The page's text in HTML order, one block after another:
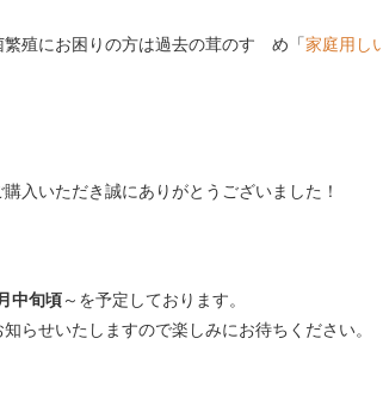
殖にお困りの方は過去の茸のすゝめ「家庭用し
入いただき誠にありがとうございました！
中旬頃～を予定しております。
らせいたしますので楽しみにお待ちください。